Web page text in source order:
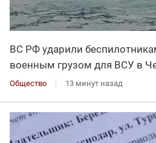
ВС РФ ударили
военным грузом для ВСУ в
Общество 13 минут назад